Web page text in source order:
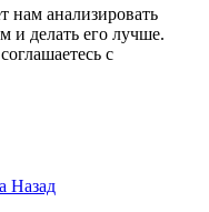
нам анализировать
и делать его лучше.
с
Назад